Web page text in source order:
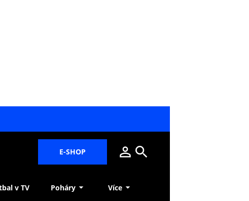
E-SHOP
v TV Poháry Více